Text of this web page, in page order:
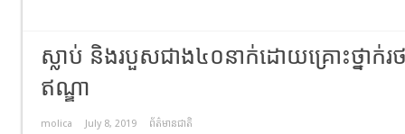
ស្លាប់ និងរបួស​ជាង​៤០នាក់ដោយគ្រោះថ្នាក់រ
ឥណ្ឌា
molica July 8, 2019 ព័ត៌មានជាតិ